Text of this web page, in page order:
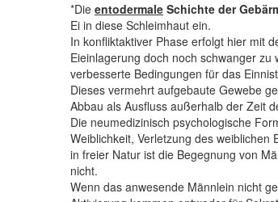
*Die entodermale Schichte der
Ei in diese Schleimhaut ein.
In konfliktaktiver Phase erfolgt hier mit
Eieinlagerung doch noch schwanger
verbesserte Bedingungen für das
Dieses vermehrt aufgebaute Gewebe
Abbau als Ausfluss außerhalb der Zeit
Die neumedizinisch psychologische
Weiblichkeit, Verletzung des
in freier Natur ist die Begegnung von
nicht.
Wenn das anwesende Männlein nicht